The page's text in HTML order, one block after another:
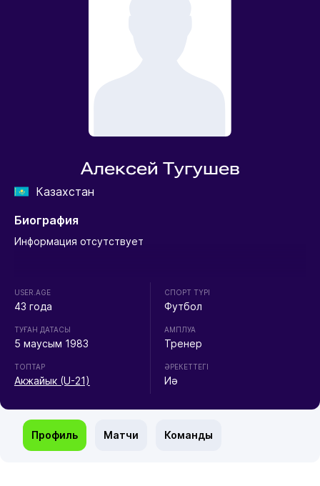
Алексей Тугушев
Казахстан
Биография
Информация отсутствует
USER.AGE
43 года
ТУҒАН ДАТАСЫ
5 маусым 1983
ТОПТАР
Акжайык (U-21)
СПОРТ ТҮРІ
Футбол
АМПЛУА
Тренер
ӘРЕКЕТТЕГІ
Иә
Профиль Матчи Команды